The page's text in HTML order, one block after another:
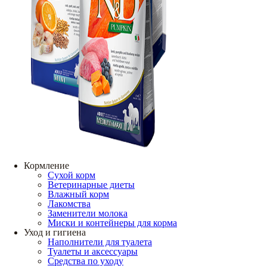
Кормление
Сухой корм
Ветеринарные диеты
Влажный корм
Лакомства
Заменители молока
Миски и контейнеры для корма
Уход и гигиена
Наполнители для туалета
Туалеты и аксессуары
Средства по уходу